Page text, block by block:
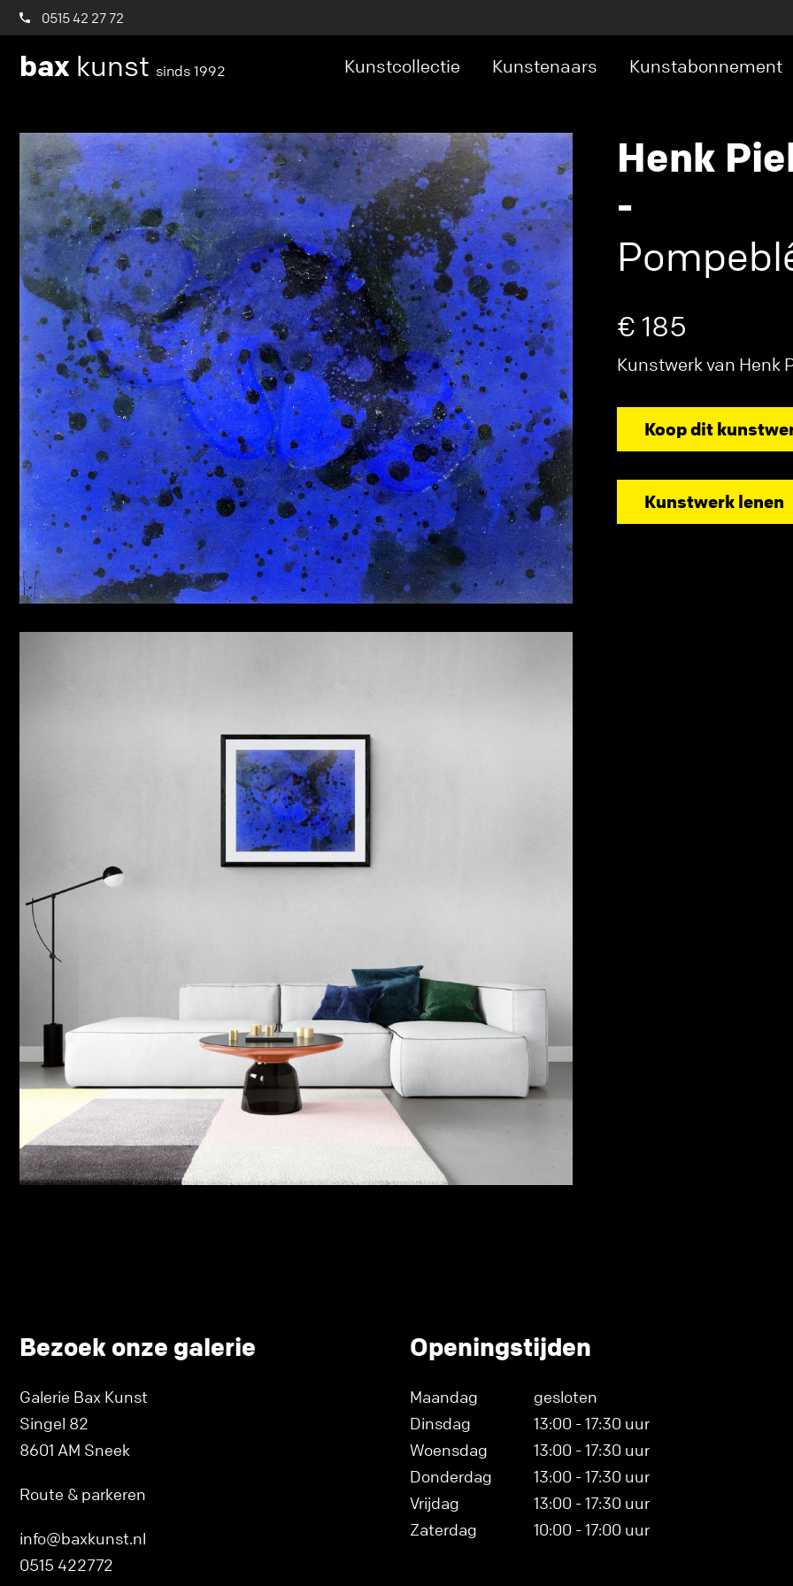
0515 42 27 72
bax kunst sinds 1992 Kunstcollectie Kunstenaars Kunstabonnement
Henk
-
€ 185
Kunstwerk van Henk
Koop dit
Kunstwerk lenen
Bezoek onze galerie
Galerie Bax Kunst
Singel 82
8601 AM Sneek
Route & parkeren
info@baxkunst.nl
0515 422772
Openingstijden
Maandag
gesloten
Dinsdag
13:00 - 17:30 uur
Woensdag
13:00 - 17:30 uur
Donderdag
13:00 - 17:30 uur
Vrijdag
13:00 - 17:30 uur
Zaterdag
10:00 - 17:00 uur